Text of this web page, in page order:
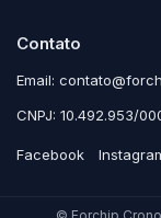
Contato
Email:
CNPJ: 10.492.953/
Facebook